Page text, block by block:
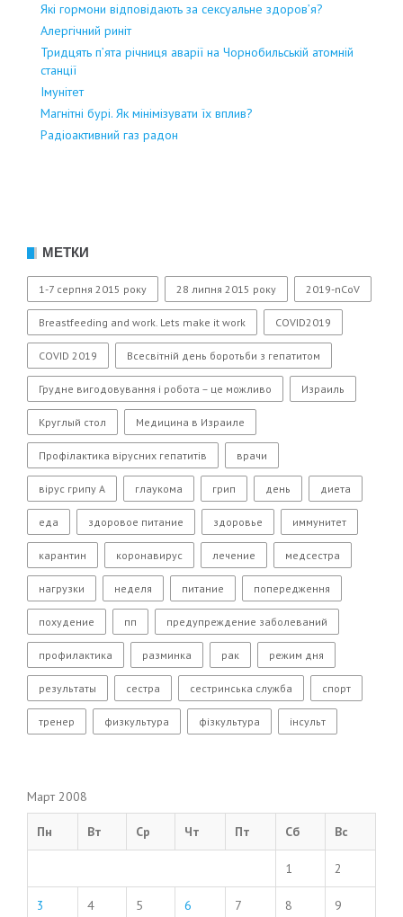
Які гормони відповідають за сексуальне здоров’я?
Алергічний риніт
Тридцять п’ята річниця аварії на Чорнобильській атомній
станції
Імунітет
Магнітні бурі. Як мінімізувати їх вплив?
Радіоактивний газ радон
МЕТКИ
1-7 серпня 2015 року 28 липня 2015 року 2019-nCoV
Breastfeeding and work. Lets make it work COVID2019
COVID 2019 Всесвітній день боротьби з гепатитом
Грудне вигодовування і робота – це можливо Израиль
Круглый стол Медицина в Израиле
Профілактика вірусних гепатитів врачи
вірус грипу А глаукома грип день диета
еда здоровое питание здоровье иммунитет
карантин коронавирус лечение медсестра
нагрузки неделя питание попередження
похудение пп предупреждение заболеваний
профилактика разминка рак режим дня
результаты сестра сестринська служба спорт
тренер физкультура фізкультура інсульт
Март 2008
Пн Вт Ср Чт Пт Сб Вс
1 2
3 4 5 6 7 8 9